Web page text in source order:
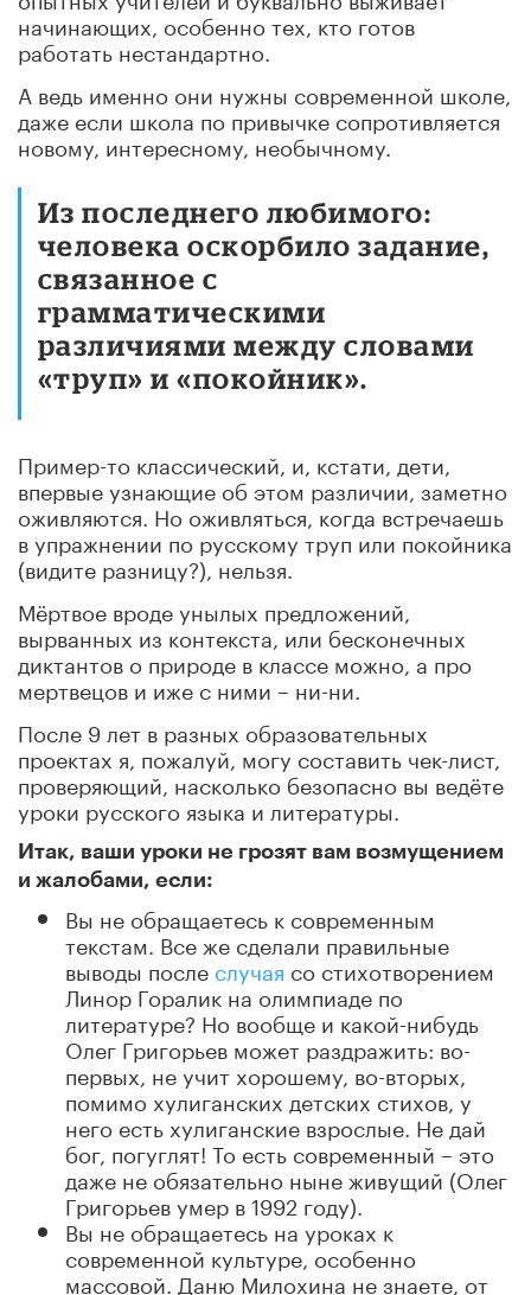
начинающих, особенно тех, кто готов
работать нестандартно.
А ведь именно они нужны современной школе,
даже если школа по привычке сопротивляется
новому, интересному, необычному.
Из последнего любимого:
человека оскорбило задание,
связанное с
грамматическими
различиями между словами
«труп» и «покойник».
Пример-то классический, и, кстати, дети,
впервые узнающие об этом различии, заметно
оживляются. Но оживляться, когда встречаешь
в упражнении по русскому труп или покойника
(видите разницу?), нельзя.
Мёртвое вроде унылых предложений,
вырванных из контекста, или бесконечных
диктантов о природе в классе можно, а про
мертвецов и иже с ними – ни-ни.
После 9 лет в разных образовательных
проектах я, пожалуй, могу составить чек-лист,
проверяющий, насколько безопасно вы ведёте
уроки русского языка и литературы.
Итак, ваши уроки не грозят вам возмущением
и жалобами, если:
Вы не обращаетесь к современным
текстам. Все же сделали правильные
выводы после случая со стихотворением
Линор Горалик на олимпиаде по
литературе? Но вообще и какой-нибудь
Олег Григорьев может раздражить: во-
первых, не учит хорошему, во-вторых,
помимо хулиганских детских стихов, у
него есть хулиганские взрослые. Не дай
бог, погуглят! То есть современный – это
даже не обязательно ныне живущий (Олег
Григорьев умер в 1992 году).
Вы не обращаетесь на уроках к
современной культуре, особенно
массовой. Даню Милохина не знаете, от